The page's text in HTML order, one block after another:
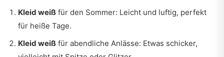
Kleid weiß für den Sommer: Leicht und luftig, perfekt
für heiße Tage.
Kleid weiß für abendliche Anlässe: Etwas schicker,